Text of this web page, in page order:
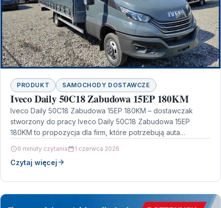
PRODUKT SAMOCHODY DOSTAWCZE
Iveco Daily 50C18 Zabudowa 15EP 180KM
Iveco Daily 50C18 Zabudowa 15EP 180KM – dostawczak
stworzony do pracy Iveco Daily 50C18 Zabudowa 15EP
180KM to propozycja dla firm, które potrzebują auta…
6 minuty czytania 1 czerwca 2026
Czytaj więcej